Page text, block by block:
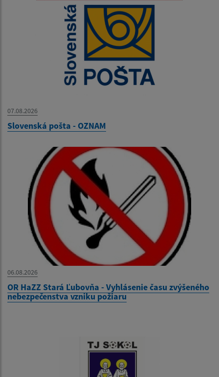
07.08.2026
Slovenská pošta - OZNAM
06.08.2026
OR HaZZ Stará Ľubovňa - Vyhlásenie času zvýšeného
nebezpečenstva vzniku požiaru